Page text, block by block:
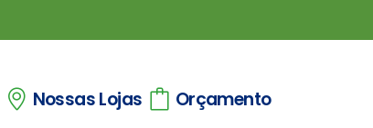
Nossas Lojas Orçamento